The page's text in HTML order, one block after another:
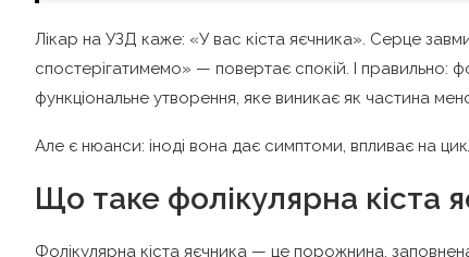
Лікар на УЗД каже: «У вас кіста яєчника». Серце
спостерігатимемо» — повертає спокій. І правильно:
функціональне утворення, яке виникає як частина
Але є нюанси: іноді вона дає симптоми, впливає на
Що таке фолікулярна кіста
Фолікулярна кіста яєчника — це порожнина,